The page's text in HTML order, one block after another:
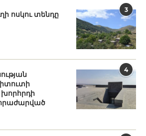
3
ոսկու տենդը
4